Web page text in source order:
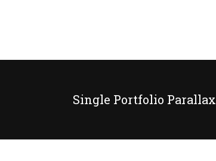
Single Portfolio Parallax